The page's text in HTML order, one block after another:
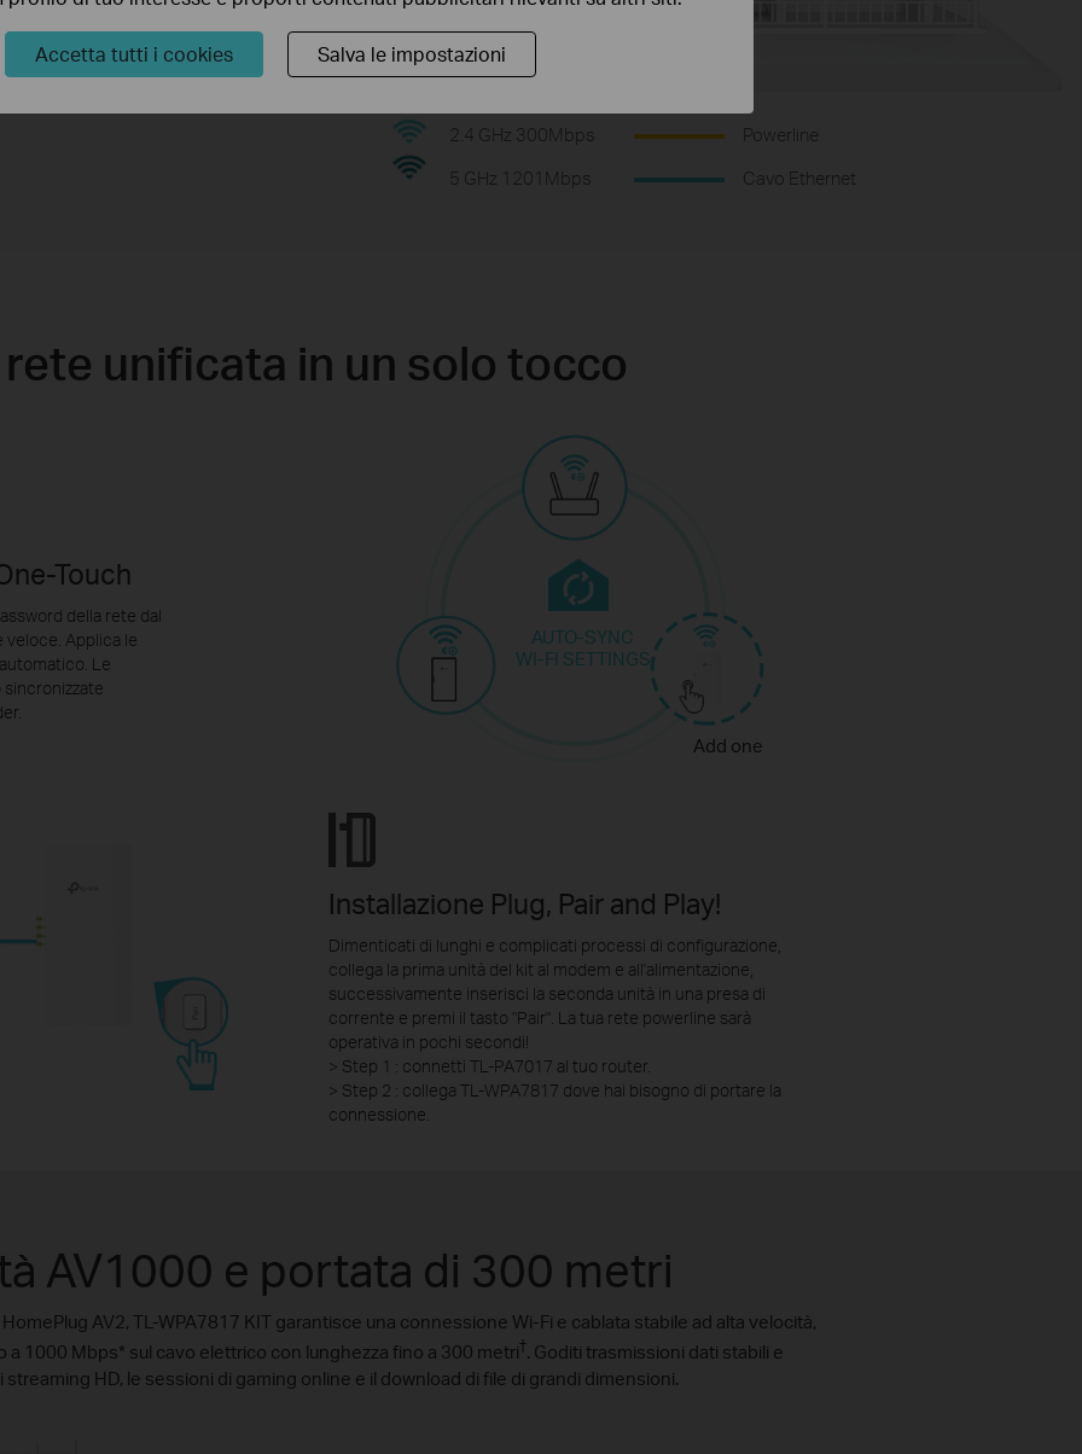
powerline
2.4 GHz 300Mbps
Powerline
5 GHz 1201Mbps
Cavo Ethernet
rete unificata in un solo tocco
Touch
della rete dal
veloce. Applica le
Le
AUTO-SYNC
WI-FI SETTINGS
Add one
Installazione Plug, Pair and Play!
Dimenticati di lunghi e complicati processi di configurazione,
collega la prima unità del kit al modem e all'alimentazione,
successivamente inserisci la seconda unità in una presa di
corrente e premi il tasto "Pair". La tua rete powerline sarà
operativa in pochi secondi!
> Step 1 : connetti TL-PA7017 al tuo router.
> Step 2 : collega TL-WPA7817 dove hai bisogno di portare la
connessione.
AV1000 e portata di 300 metri
AV2, TL-WPA7817 KIT garantisce una connessione Wi-Fi e cablata stabile ad alta velocità,
a 1000 Mbps* sul cavo elettrico con lunghezza fino a 300 metri†. Goditi trasmissioni dati stabili e
streaming HD, le sessioni di gaming online e il download di file di grandi dimensioni.
Accetta tutti i cookies Salva le impostazioni